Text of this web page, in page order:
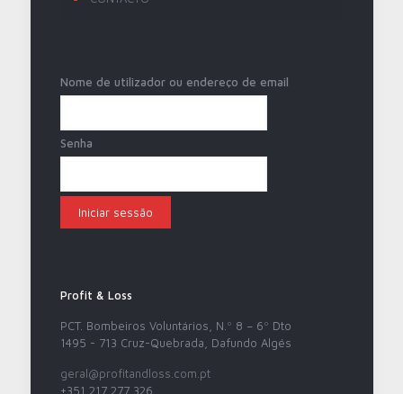
Nome de utilizador ou endereço de email
Senha
Profit & Loss
PCT. Bombeiros Voluntários, N.º 8 – 6º Dto
1495 - 713 Cruz-Quebrada, Dafundo Algés
geral@profitandloss.com.pt
+351 217 277 326